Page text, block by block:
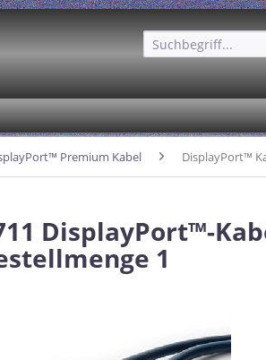
Premium Kabel DisplayPort™
DisplayPort™-
1